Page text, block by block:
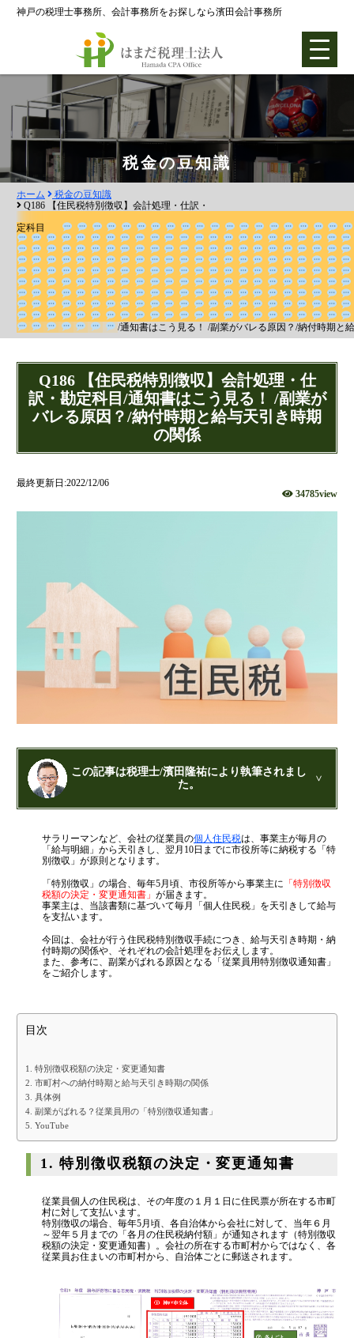
神戸の税理士事務所、会計事務所をお探しなら濱田会計事務所
ホーム
各種支援業務
会社設立支援
会社設立0円プラン
株式会社設立
合同会社設立
財団法人設立
NPO法人設立
当事務所に依頼するメリット
経営革新計画取得支援
当税理士法人のサービス
資金調達支援
融資による資金調達について
金融機関の融資のポイント
融資を受けやすくする経営
金融機関から調達するメリットとデメリット
VCによる資金調達
料金案内
通常料金
創業3年目までの特別料金
他の税理士事務所からの切り替えの場合
ベンチャー企業応援パック
記帳代行/その他
個人事業主のお客様
事務所案内
代表挨拶
神戸オフィス
大阪オフィス
代表プロフィール
スタッフプロフィール
採用情報
税金の豆知識
ホーム
税金の豆知識
Q186 【住民税特別徴収】会計処理・仕訳・
定科目
/通知書はこう見る！ /副業が
期の関係
Q186 【住民税特別徴収】会計処理・仕
訳・勘定科目/通知書はこう見る！ /副業が
バレる原因？/納付時期と給与天引き時期
の関係
この記事は税理士/濱田隆祐により執筆されまし
公認会計士・税理士：濱田隆祐(はまだりゅうすけ)
はまだ税理士法人の代表税理士
近畿税理士会 神戸支部：登録番号121899
日本公認会計士協会 兵庫会：登録番号17074
兵庫県行政書士会：登録番号19300373
1973年生まれ、大阪府豊中市出身
あずさ監査法人出身
クレアビズコンサルティング株式会社：代表取締役
YouTubeチャンネル：はまだ税理士法
人のちょっとお得な税金の豆知識
相続専門サイト： 御影みらい相続センター
サラリーマンなど、会社の従業員の個人住民税は、事業主が毎月の
「給与明細」から天引きし、翌月10日までに市役所等に納税する「特
「特別徴収」の場合、毎年5月頃、市役所等から事業主に
税額の決定・変更通知書」が届きます。
事業主は、当該書類に基づいて毎月「個人住民税」を天引きして給与
今回は、会社が行う住民税特別徴収手続につき、給与天引き時期・納
付時期の関係や、それぞれの会計処理をお伝えします。
また、参考に、副業がばれる原因となる「従業員用特別徴収通知書」
1. 特別徴収税額の決定・変更通知書
2. 市町村への納付時期と給与天引き時期の関係
3. 具体例
4. 副業がばれる？従業員用の「特別徴収通知書」
1. 特別徴収税額の決定・変更通知書
従業員個人の住民税は、その年度の１月１日に住民票が所在する市町
村に対して支払います。
特別徴収の場合、毎年5月頃、各自治体から会社に対して、当年６月
～翌年５月までの「各月の住民税納付額」が通知されます（特別徴収
税額の決定・変更通知書）。会社の所在する市町村からではなく、各